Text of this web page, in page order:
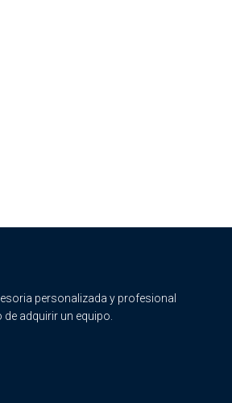
personalizada y profesional
adquirir un equipo.